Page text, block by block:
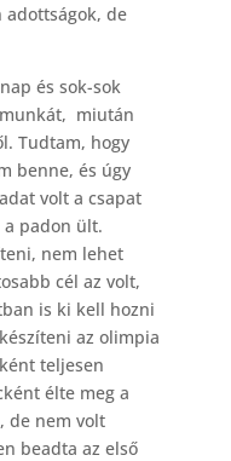
adottságok, de
és sok-sok
miután
Tudtam, hogy
benne, és úgy
volt a csapat
padon ült.
nem lehet
cél az volt,
is ki kell hozni
az olimpia
teljesen
élte meg a
de nem volt
beadta az első